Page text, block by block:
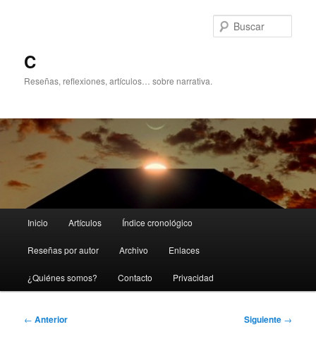
C
Reseñas, reflexiones, artículos… sobre narrativa.
principal
Inicio Artículos Índice cronológico
Reseñas por autor Archivo Enlaces
¿Quiénes somos? Contacto Privacidad
Navegación
← Anterior Siguiente →